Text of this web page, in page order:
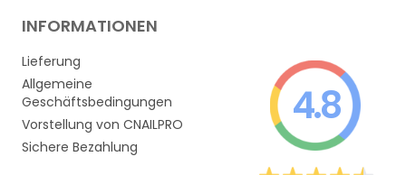
INFORMATIONEN
Lieferung
Allgemeine
Geschäftsbedingungen
Vorstellung von CNAILPRO
Sichere Bezahlung
4.8